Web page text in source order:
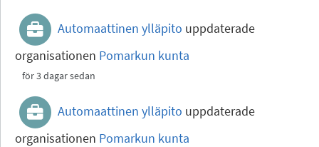
Automaattinen ylläpito uppdaterade
organisationen Pomarkun kunta
för 3 dagar sedan
Automaattinen ylläpito uppdaterade
organisationen Pomarkun kunta